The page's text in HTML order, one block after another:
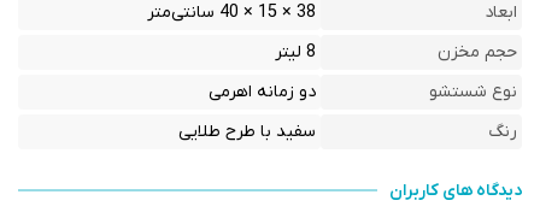
ابعاد
38 × 15 × 40 سانتی‌متر
حجم مخزن
8 لیتر
نوع شستشو
دو زمانه اهرمی
رنگ
سفید با طرح طلایی
دیدگاه های کاربران